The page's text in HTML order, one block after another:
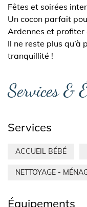
Fêtes et soirées
Un cocon parfait
Ardennes et profiter
Il ne reste plus qu’à
tranquillité !
Services &
Services
ACCUEIL BÉBÉ
NETTOYAGE -
Équipements